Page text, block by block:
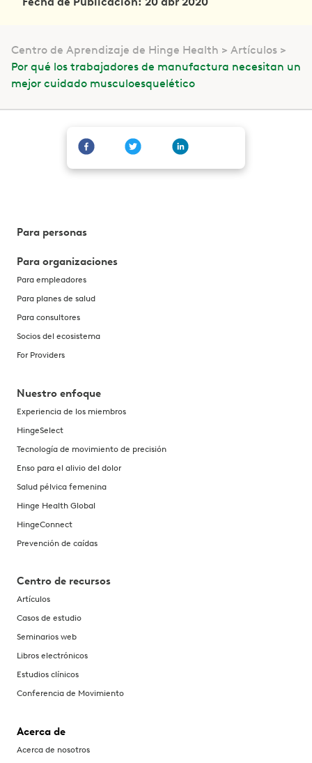
Centro de Aprendizaje de Hinge Health
Artículos
Por qué los trabajadores de manufactura necesitan un
mejor cuidado musculoesquelético
Para personas
Para organizaciones
Para empleadores
Para planes de salud
Para consultores
Socios del ecosistema
For Providers
Nuestro enfoque
Experiencia de los miembros
HingeSelect
Tecnología de movimiento de precisión
Enso para el alivio del dolor
Salud pélvica femenina
Hinge Health Global
HingeConnect
Prevención de caídas
Centro de recursos
Artículos
Casos de estudio
Seminarios web
Libros electrónicos
Estudios clínicos
Conferencia de Movimiento
Acerca de
Acerca de nosotros